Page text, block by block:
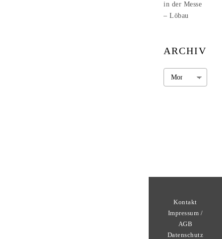
in der Messe
– Löbau
ARCHIV
Archiv
Kontakt
Impressum /
AGB
Datenschutz